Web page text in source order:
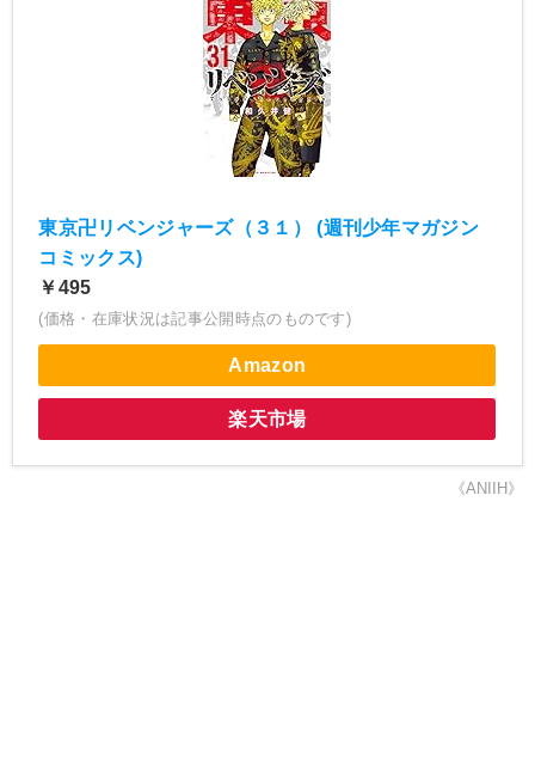
東京卍リベンジャーズ（３１） (週刊少年マガジン
コミックス)
￥495
(価格・在庫状況は記事公開時点のものです)
Amazon
楽天市場
《ANIIH》